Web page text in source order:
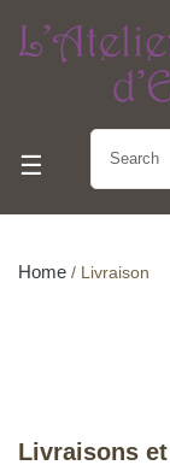
Toggle
☰
Home Livraison
Livraisons